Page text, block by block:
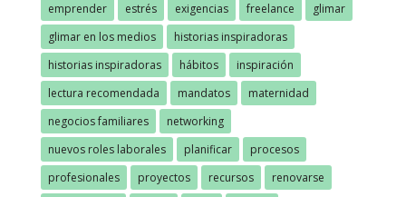
emprender
estrés exigencias freelance
glimar
glimar en los medios
historias inspiradoras
historias inspiradoras
hábitos
inspiración
lectura recomendada
mandatos
maternidad
negocios familiares
networking
nuevos roles laborales
planificar
procesos
profesionales
proyectos recursos
renovarse